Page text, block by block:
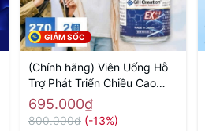
GIẢM SỐC
(Chính hãng) Viên Uống Hỗ
Trợ Phát Triển Chiều Cao
270 Viên GH Creation EX+ -
Hàng Nhật nội địa
695.000₫
800.000₫ (-13%)